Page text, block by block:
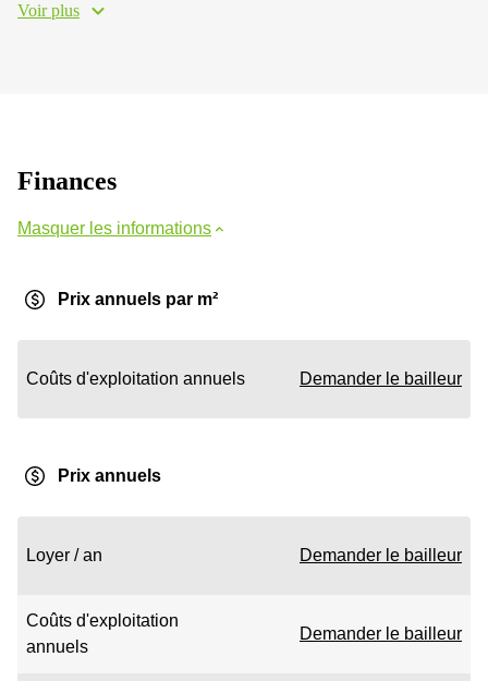
Voir plus
Finances
Masquer les informations
Prix annuels par m²
Coûts d'exploitation annuels Demander le bailleur
Prix annuels
Loyer / an Demander le bailleur
Coûts d'exploitation
annuels
Demander le bailleur